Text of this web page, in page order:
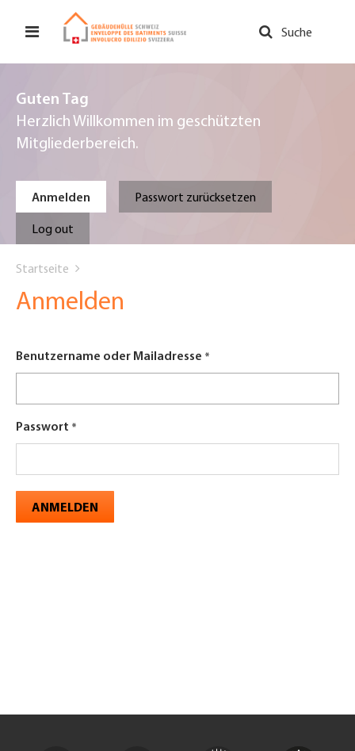
zum
Suche
Guten Tag
Herzlich Willkommen im geschützten
Mitgliederbereich.
Primary
tabs
Anmelden Passwort zurücksetzen
Log out
are
here
Startseite
Anmelden
Benutzername oder Mailadresse
Passwort
ANMELDEN